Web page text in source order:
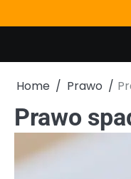
to
Home Prawo
Prawo